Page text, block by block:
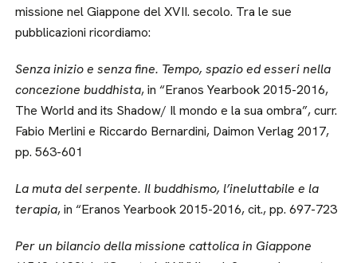
missione nel Giappone del XVII. secolo. Tra le sue
pubblicazioni ricordiamo:
Senza inizio e senza fine. Tempo, spazio ed esseri nella
concezione buddhista, in “Eranos Yearbook 2015-2016,
The World and its Shadow/ Il mondo e la sua ombra”, curr.
Fabio Merlini e Riccardo Bernardini, Daimon Verlag 2017,
pp. 563-601
La muta del serpente. Il buddhismo, l’ineluttabile e la
terapia, in “Eranos Yearbook 2015-2016, cit., pp. 697-723
Per un bilancio della missione cattolica in Giappone